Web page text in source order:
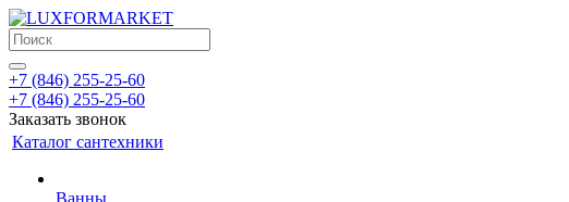
+7 (846) 255-25-60
+7 (846) 255-25-60
Заказать звонок
Каталог сантехники
Ванны